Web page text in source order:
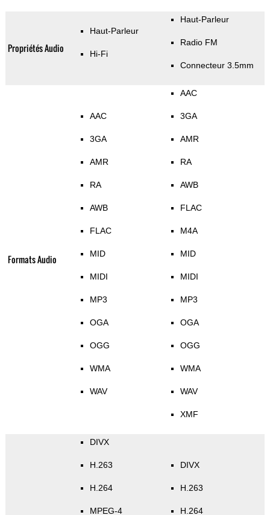
Propriétés Audio
Haut-Parleur
Hi-Fi
Haut-Parleur
Radio FM
Connecteur 3.5mm
Formats Audio
AAC
3GA
AMR
RA
AWB
FLAC
MID
MIDI
MP3
OGA
OGG
WMA
WAV
AAC
3GA
AMR
RA
AWB
FLAC
M4A
MID
MIDI
MP3
OGA
OGG
WMA
WAV
XMF
DIVX
H.263
H.264
MPEG-4
DIVX
H.263
H.264